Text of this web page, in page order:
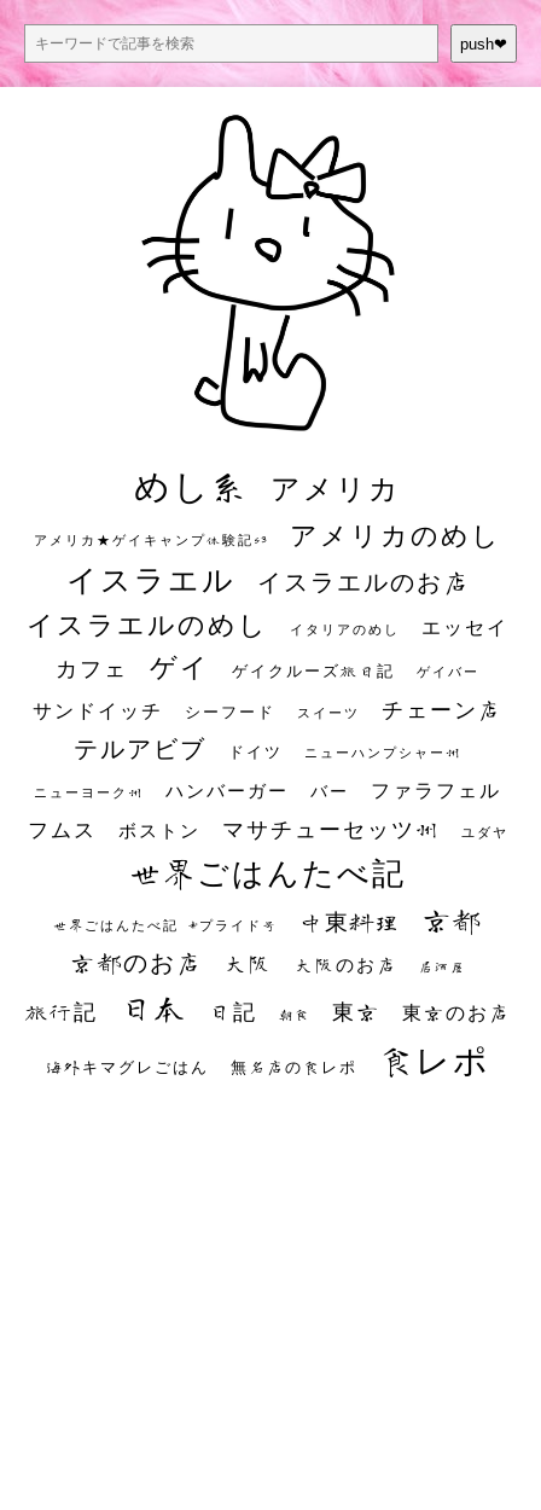
push❤︎
めし系 アメリカ
アメリカ★ゲイキャンプ体験記S3 アメリカのめし
イスラエル イスラエルのお店
イスラエルのめし イタリアのめし エッセイ
カフェ ゲイ ゲイクルーズ旅日記 ゲイバー
サンドイッチ シーフード スイーツ チェーン店
テルアビブ ドイツ ニューハンプシャー州
ニューヨーク州 ハンバーガー バー ファラフェル
フムス ボストン マサチューセッツ州 ユダヤ
世界ごはんたべ記
世界ごはんたべ記 #プライド号 中東料理 京都
京都のお店 大阪 大阪のお店 居酒屋
旅行記 日本 日記 朝食 東京 東京のお店
海外キマグレごはん 無名店の食レポ 食レポ